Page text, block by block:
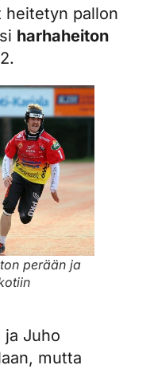
heitetyn pallon
harhaheiton
perään ja
ja Juho
mutta